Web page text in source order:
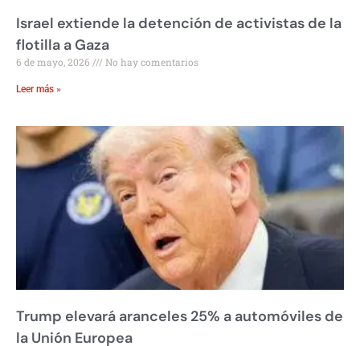
Israel extiende la detención de activistas de la
flotilla a Gaza
6 de mayo, 2026 No hay comentarios
Leer más »
Trump elevará aranceles 25% a automóviles de
la Unión Europea